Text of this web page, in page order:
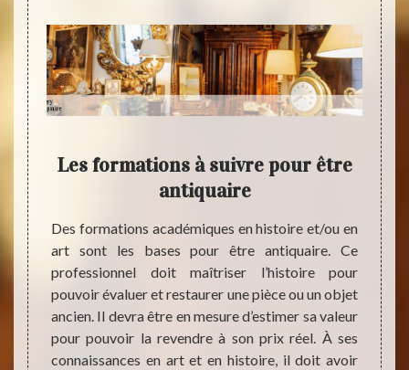
Les formations à suivre pour être
antiquaire
Des formations académiques en histoire et/ou en
art sont les bases pour être antiquaire. Ce
professionnel doit maîtriser l’histoire pour
pouvoir évaluer et restaurer une pièce ou un objet
ancien. Il devra être en mesure d’estimer sa valeur
pour pouvoir la revendre à son prix réel. À ses
connaissances en art et en histoire, il doit avoir
Le
la